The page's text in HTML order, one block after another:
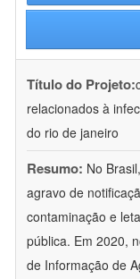
Título do Projeto:
relacionados à
do rio de janeiro
Resumo: No
agravo de
contaminação e
pública. Em 2020,
de Informação de